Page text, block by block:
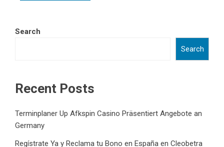
Search
Search
Recent Posts
Terminplaner Up Afkspin Casino Präsentiert Angebote an
Germany
Regístrate Ya y Reclama tu Bono en España en Cleobetra